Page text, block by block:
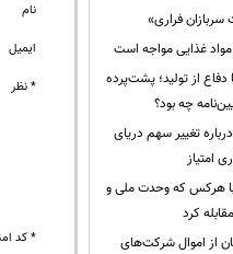
نام
ایمیل
* نظر
* کد
فراری»
غذایی مواجه است
دفاع از تولید؛ پشت‌پرده
چه بود؟
تغییر سهم دریای
امتیاز
با هرکس که وحدت ملی و
کرد
تومان از اموال شرکت‌های